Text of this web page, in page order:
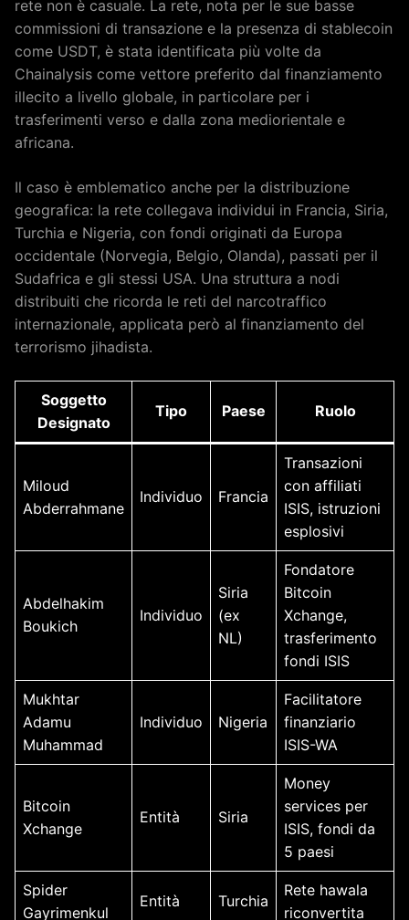
rete non è casuale. La rete, nota per le sue basse
commissioni di transazione e la presenza di stablecoin
come USDT, è stata identificata più volte da
Chainalysis come vettore preferito dal finanziamento
illecito a livello globale, in particolare per i
trasferimenti verso e dalla zona mediorientale e
africana.
Il caso è emblematico anche per la distribuzione
geografica: la rete collegava individui in Francia, Siria,
Turchia e Nigeria, con fondi originati da Europa
occidentale (Norvegia, Belgio, Olanda), passati per il
Sudafrica e gli stessi USA. Una struttura a nodi
distribuiti che ricorda le reti del narcotraffico
internazionale, applicata però al finanziamento del
terrorismo jihadista.
Soggetto
Designato
Tipo Paese Ruolo
Miloud
Abderrahmane
Individuo Francia
Transazioni
con affiliati
ISIS, istruzioni
esplosivi
Abdelhakim
Boukich
Individuo
Siria
(ex
NL)
Fondatore
Bitcoin
Xchange,
trasferimento
fondi ISIS
Mukhtar
Adamu
Muhammad
Individuo Nigeria
Facilitatore
finanziario
ISIS-WA
Bitcoin
Xchange
Entità Siria
Money
services per
ISIS, fondi da
5 paesi
Spider
Gayrimenkul
Entità Turchia
Rete hawala
riconvertita